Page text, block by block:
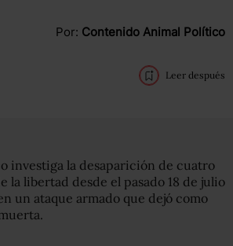
Por: Contenido Animal Político
Leer después
investiga la desaparición de cuatro
la libertad desde el pasado 18 de julio
un ataque armado que dejó como